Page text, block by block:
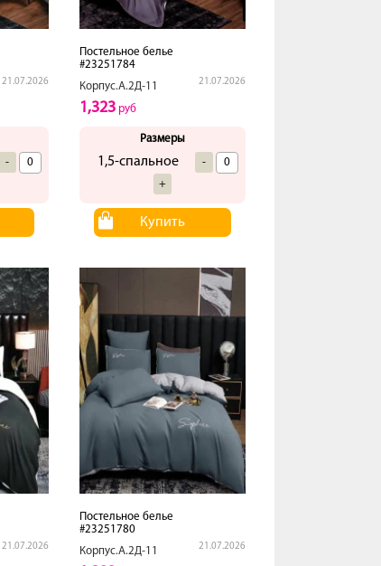
21.07.2026
-
Постельное белье
#23251784
Корпус.А.2Д-11
21.07.2026
1,323 руб
Размеры
1,5-спальное
-
+
Купить
21.07.2026
Постельное белье
#23251780
Корпус.А.2Д-11
21.07.2026